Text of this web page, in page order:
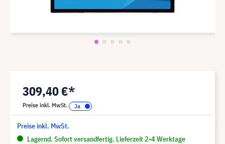
309,40 €*
Preise inkl. MwSt.
Preise inkl. MwSt.
Lagernd. Sofort versandfertig. Lieferzeit 2-4 Werktage